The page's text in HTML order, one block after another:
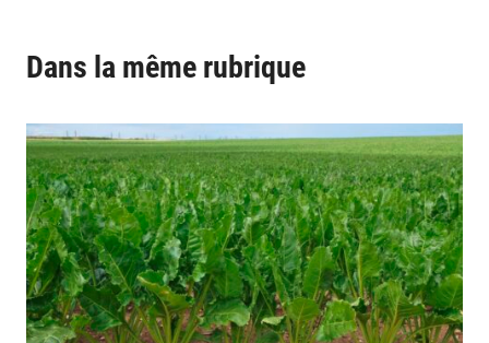
Dans la même rubrique